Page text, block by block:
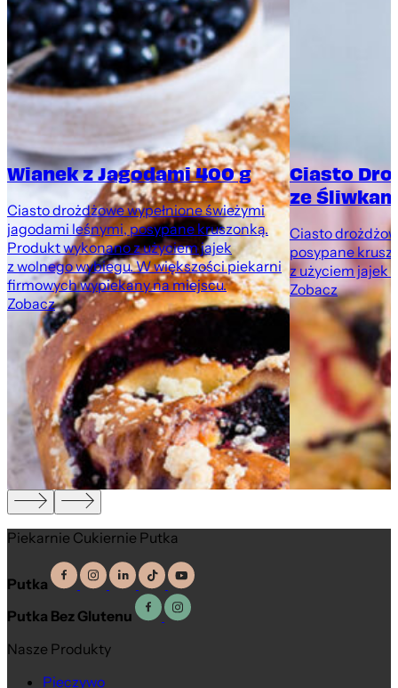
Wianek z Jagodami 400 g
Ciasto drożdżowe wypełnione świeżymi
jagodami leśnymi, posypane kruszonką.
Produkt wykonano z użyciem jajek
z wolnego wybiegu. W większości piekarni
firmowych wypiekany na miejscu.
Zobacz
Ciasto
ze
Ciasto
posypane
z użyciem jajek
Zobacz
Piekarnie Cukiernie Putka
Putka
Putka Bez Glutenu
Nasze Produkty
Pieczywo